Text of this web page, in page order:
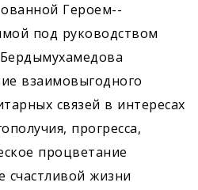
Героем-­
под руководством
взаимовыгодного
связей в интересах
прогресса,
процветание
счастливой жизни